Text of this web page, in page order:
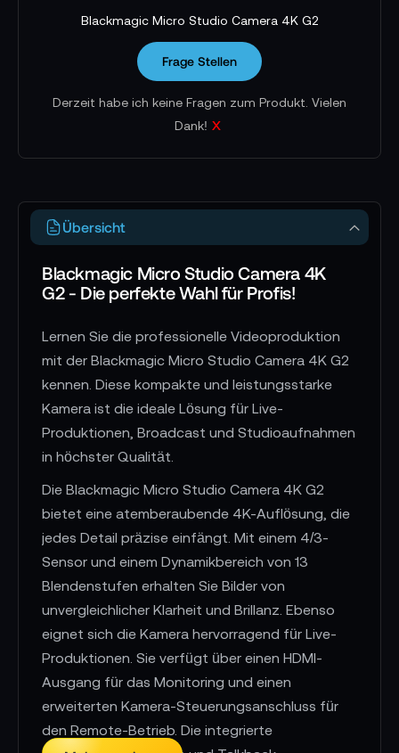
Blackmagic Micro Studio Camera 4K G2
Frage Stellen
Derzeit habe ich keine Fragen zum Produkt. Vielen
Dank! x
Übersicht
Blackmagic Micro Studio Camera 4K
G2 - Die perfekte Wahl für Profis!
Lernen Sie die professionelle Videoproduktion
mit der Blackmagic Micro Studio Camera 4K G2
kennen. Diese kompakte und leistungsstarke
Kamera ist die ideale Lösung für Live-
Produktionen, Broadcast und Studioaufnahmen
in höchster Qualität.
Die Blackmagic Micro Studio Camera 4K G2
bietet eine atemberaubende 4K-Auflösung, die
jedes Detail präzise einfängt. Mit einem 4/3-
Sensor und einem Dynamikbereich von 13
Blendenstufen erhalten Sie Bilder von
unvergleichlicher Klarheit und Brillanz. Ebenso
eignet sich die Kamera hervorragend für Live-
Produktionen. Sie verfügt über einen HDMI-
Ausgang für das Monitoring und einen
erweiterten Kamera-Steuerungsanschluss für
den Remote-Betrieb. Die integrierte